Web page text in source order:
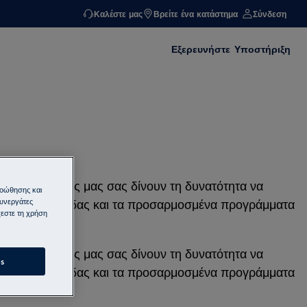
Καλέστε μας Βρείτε ένα κατάστημα Σύνδεση
Εξερευνήστε Υποστήριξη
Οι συσκευές μας σας δίνουν τη δυνατότητα να
φροντίδας και τα προσαρμοσμένα προγράμματα
Οι συσκευές μας σας δίνουν τη δυνατότητα να
φροντίδας και τα προσαρμοσμένα προγράμματα
και
τη χρήση